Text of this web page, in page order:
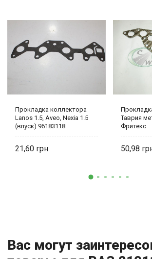
Прокладка коллектора
Lanos 1.5, Aveo, Nexia 1.5
(впуск) 96183118
21,60
Таврия
Фритекс
50,98
Вас могут